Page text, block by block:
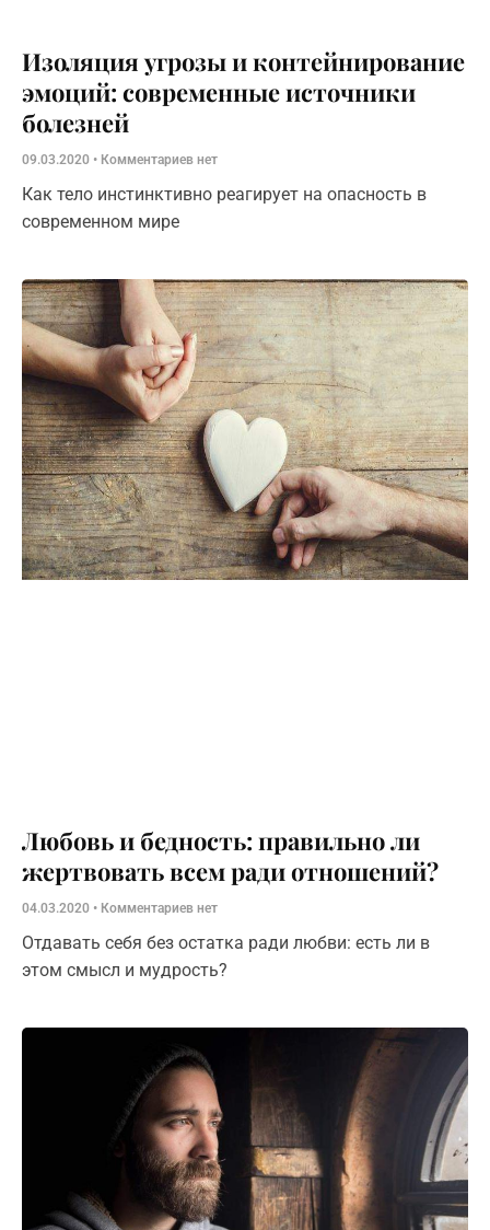
Изоляция угрозы и контейнирование
эмоций: современные источники
болезней
09.03.2020 Комментариев нет
Как тело инстинктивно реагирует на опасность в
современном мире
Любовь и бедность: правильно ли
жертвовать всем ради отношений?
04.03.2020 Комментариев нет
Отдавать себя без остатка ради любви: есть ли в
этом смысл и мудрость?